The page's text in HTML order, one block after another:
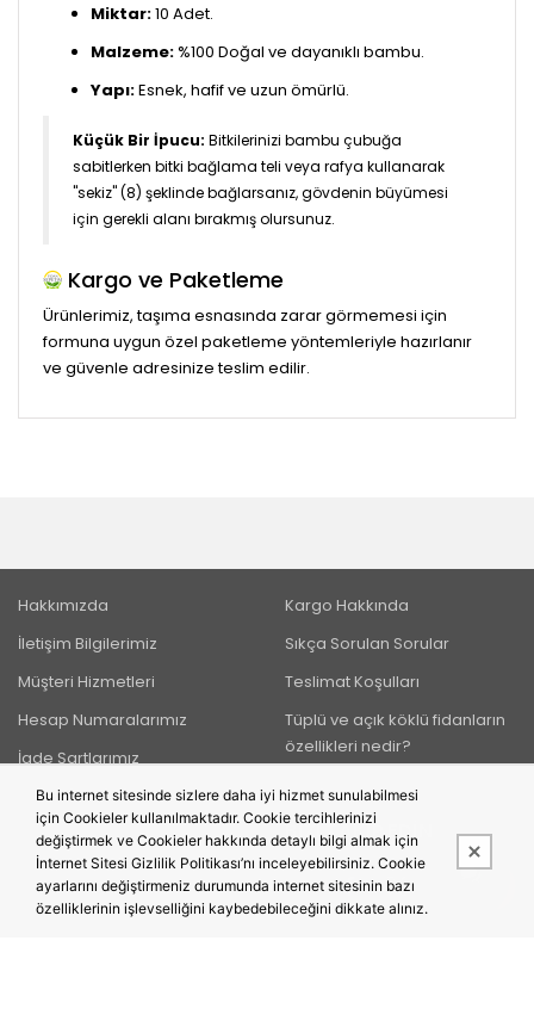
Miktar:10 Adet.
Malzeme:%100 Doğal ve dayanıklı bambu.
Yapı:Esnek, hafif ve uzun ömürlü.
Küçük Bir İpucu: Bitkilerinizi bambu çubuğa
sabitlerken bitki bağlama teli veya rafya kullanarak
"sekiz" (8) şeklinde bağlarsanız, gövdenin büyümesi
için gerekli alanı bırakmış olursunuz.
Kargo ve Paketleme
Ürünlerimiz, taşıma esnasında zarar görmemesi için
formuna uygun özel paketleme yöntemleriyle hazırlanır
ve güvenle adresinize teslim edilir.
Hakkımızda
İletişim Bilgilerimiz
Müşteri Hizmetleri
Hesap Numaralarımız
İade Şartlarımız
Kargo Hakkında
Sıkça Sorulan Sorular
Teslimat Koşulları
Tüplü ve açık köklü fidanların
özellikleri nedir?
BIZI TAKIP EDIN
Bu internet sitesinde sizlere daha iyi hizmet sunulabilmesi
için Cookieler kullanılmaktadır. Cookie tercihlerinizi
değiştirmek ve Cookieler hakkında detaylı bilgi almak için
İnternet Sitesi Gizlilik Politikası’nı inceleyebilirsiniz. Cookie
ayarlarını değiştirmeniz durumunda internet sitesinin bazı
özelliklerinin işlevselliğini kaybedebileceğini dikkate alınız.